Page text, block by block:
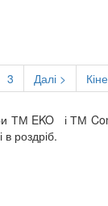
3 Далі >
ТМ EKO і ТМ
роздріб.